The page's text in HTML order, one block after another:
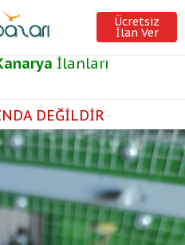
Ücretsiz
İlan Ver
İlanları
DEĞİLDİR